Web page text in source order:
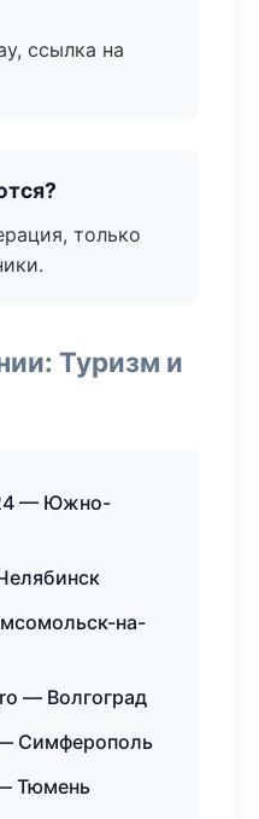
ссылка на
только
Туризм и
— Южно-
на-
— Волгоград
Симферополь
Тюмень